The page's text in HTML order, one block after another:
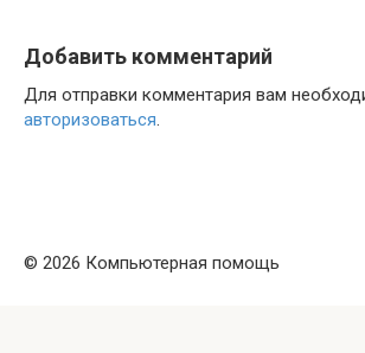
Добавить комментарий
Для отправки комментария вам
авторизоваться
© 2026 Компьютерная помощь